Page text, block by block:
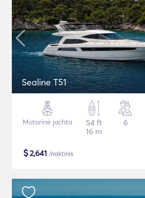
Sealine T51
Motorinė jachta
54 ft
16 m
6
$2,641 /naktinis